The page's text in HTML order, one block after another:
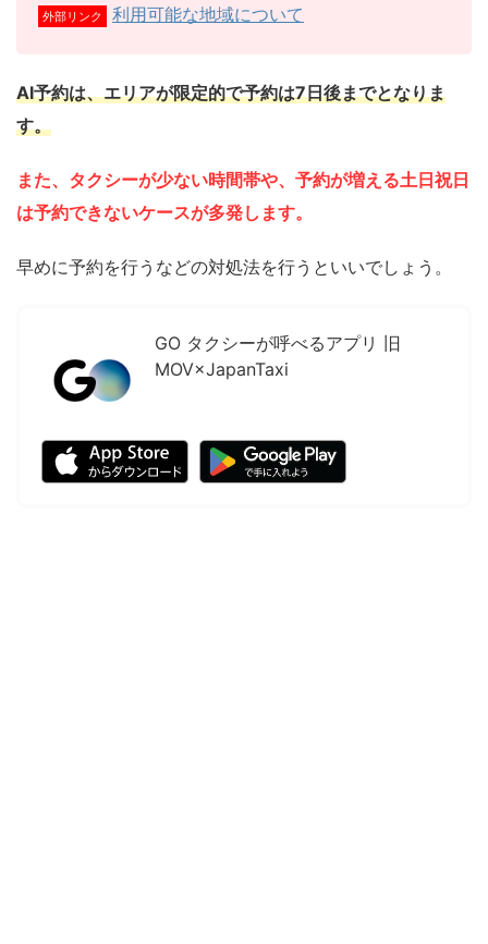
外部リンク 利用可能な地域について
AI予約は、エリアが限定的で予約は7日後までとなりま
す。
また、タクシーが少ない時間帯や、予約が増える土日祝日
は予約できないケースが多発します。
早めに予約を行うなどの対処法を行うといいでしょう。
GO タクシーが呼べるアプリ 旧
MOV×JapanTaxi